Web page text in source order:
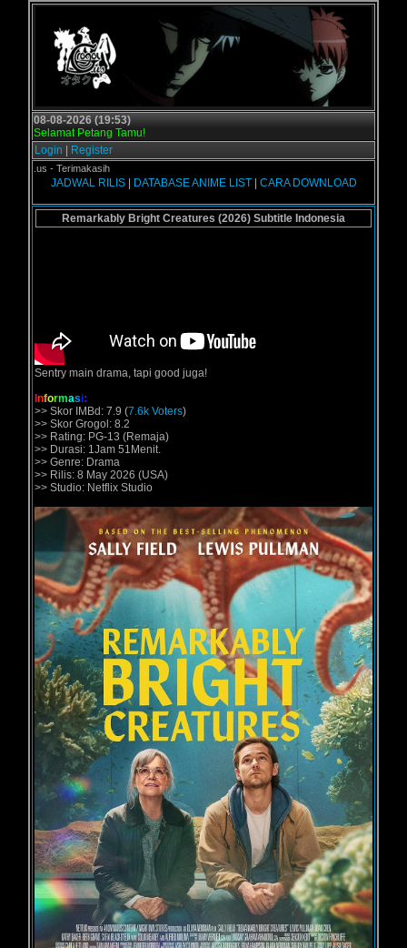
08-08-2026 (19:53)
Selamat Petang Tamu!
Login
Register
- Terimakasih
JADWAL RILIS| DATABASE ANIME LIST| CARA DOWNLOAD
Remarkably Bright Creatures (2026) Subtitle Indonesia
Sentry main drama, tapi good juga!
nformasi:
>> Skor IMBd: 7.9 (7.6k Voters)
>> Skor Grogol: 8.2
>> Rating: PG-13 (Remaja)
>> Durasi: 1Jam 51Menit.
>> Genre: Drama
>> Rilis: 8 May 2026 (USA)
>> Studio: Netflix Studio